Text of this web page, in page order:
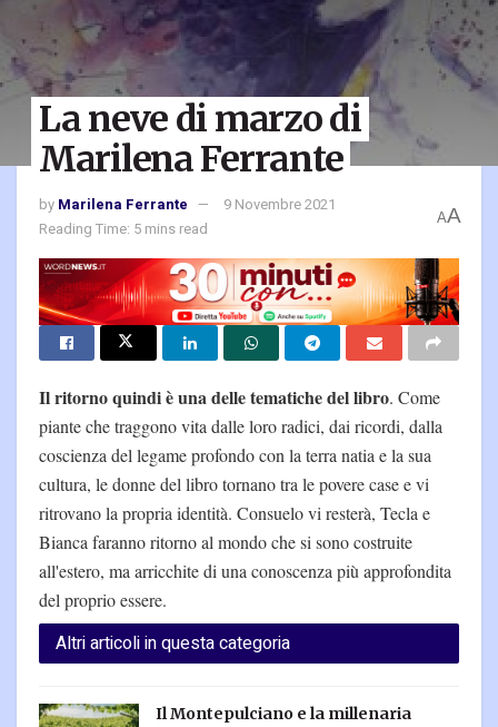
La neve di marzo di
Marilena Ferrante
by Marilena Ferrante
9 Novembre 2021
Reading Time: 5 mins read
AA
Il ritorno quindi è una delle tematiche del libro. Come
piante che traggono vita dalle loro radici, dai ricordi, dalla
coscienza del legame profondo con la terra natia e la sua
cultura, le donne del libro tornano tra le povere case e vi
ritrovano la propria identità. Consuelo vi resterà, Tecla e
Bianca faranno ritorno al mondo che si sono costruite
all'estero, ma arricchite di una conoscenza più approfondita
del proprio essere.
Altri articoli in questa categoria
Il Montepulciano e la millenaria